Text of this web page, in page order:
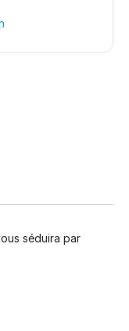
séduira par